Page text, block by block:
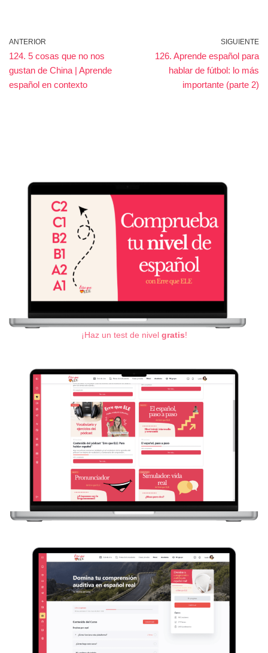
ANTERIOR
124. 5 cosas que no nos
gustan de China | Aprende
español en contexto
SIGUIENTE
126. Aprende español para
hablar de fútbol: lo más
importante (parte 2)
¡Haz un test de nivel gratis!